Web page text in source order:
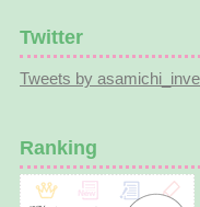
Twitter
Tweets by
Ranking